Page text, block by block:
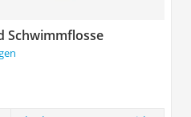
Schwimmflosse